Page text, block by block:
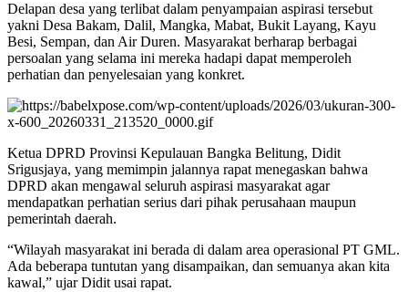
Delapan desa yang terlibat dalam penyampaian aspirasi tersebut
yakni Desa Bakam, Dalil, Mangka, Mabat, Bukit Layang, Kayu
Besi, Sempan, dan Air Duren. Masyarakat berharap berbagai
persoalan yang selama ini mereka hadapi dapat memperoleh
perhatian dan penyelesaian yang konkret.
Ketua DPRD Provinsi Kepulauan Bangka Belitung, Didit
Srigusjaya, yang memimpin jalannya rapat menegaskan bahwa
DPRD akan mengawal seluruh aspirasi masyarakat agar
mendapatkan perhatian serius dari pihak perusahaan maupun
pemerintah daerah.
“Wilayah masyarakat ini berada di dalam area operasional PT GML.
Ada beberapa tuntutan yang disampaikan, dan semuanya akan kita
kawal,” ujar Didit usai rapat.